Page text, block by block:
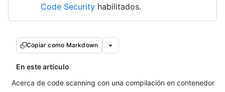
Code Security habilitados.
Copiar como Markdown
En este artículo
Acerca de code scanning con una compilación en contenedor